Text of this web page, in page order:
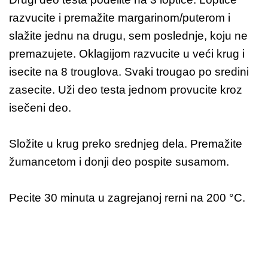
razvucite i premažite margarinom/puterom i
slažite jednu na drugu, sem poslednje, koju ne
premazujete. Oklagijom razvucite u veći krug i
isecite na 8 trouglova. Svaki trougao po sredini
zasecite. Uži deo testa jednom provucite kroz
isečeni deo.
Složite u krug preko srednjeg dela. Premažite
žumancetom i donji deo pospite susamom.
Pecite 30 minuta u zagrejanoj rerni na 200 °C.